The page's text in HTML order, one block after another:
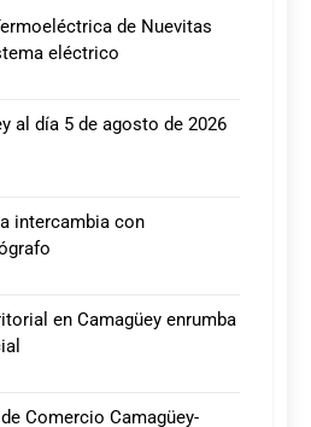
de Nuevitas
eléctrico
al día 5 de agosto de 2026
intercambia con
en Camagüey enrumba
Comercio Camagüey-